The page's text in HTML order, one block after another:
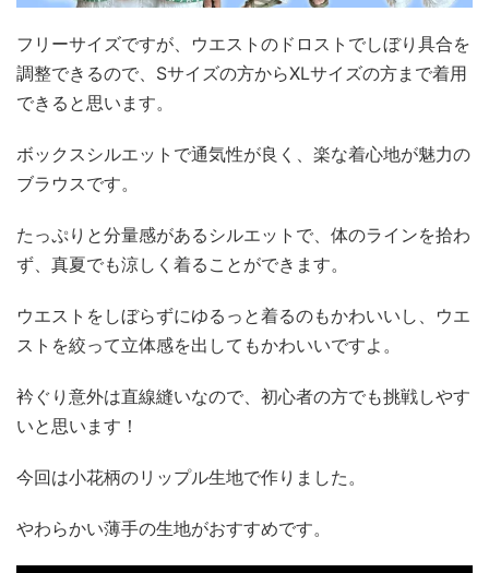
フリーサイズですが、ウエストのドロストでしぼり具合を
調整できるので、Sサイズの方からXLサイズの方まで着用
できると思います。
ボックスシルエットで通気性が良く、楽な着心地が魅力の
ブラウスです。
たっぷりと分量感があるシルエットで、体のラインを拾わ
ず、真夏でも涼しく着ることができます。
ウエストをしぼらずにゆるっと着るのもかわいいし、ウエ
ストを絞って立体感を出してもかわいいですよ。
衿ぐり意外は直線縫いなので、初心者の方でも挑戦しやす
いと思います！
今回は小花柄のリップル生地で作りました。
やわらかい薄手の生地がおすすめです。